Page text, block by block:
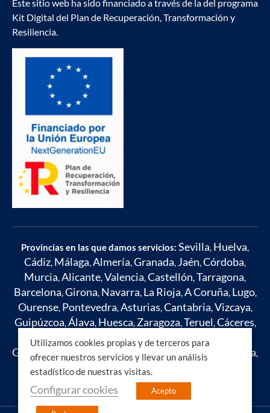
Este sitio web ha sido financiado a través de la del programa
Kit Digital del Plan de Recuperación, Transformación y
Resiliencia.
Provincias en las que damos servicios: Sevilla, Huelva,
Cádiz, Málaga,Almería,Granada, Jaén,Córdoba,
Murcia,Alicante,Valencia,Castellón,Tarragona,
Barcelona,Girona, Navarra, La Rioja,A Coruña, Lugo,
Ourense, Pontevedra,Asturias,Cantabria,Vizcaya,
Guipúzcoa,Álava, Huesca, Zaragoza,Teruel,Cáceres,
Badajoz Toledo Ciudad Real
Guadalajara Madrid León Zamora Salamanca Ávila,
Segovia,Soria,Burgos ,Palencia
Mallorca,Ibiza
Utilizamos cookies propias y de terceros para
ofrecer nuestros servicios y llevar un análisis
estadístico de nuestras visitas.
Configurar cookies Acepto